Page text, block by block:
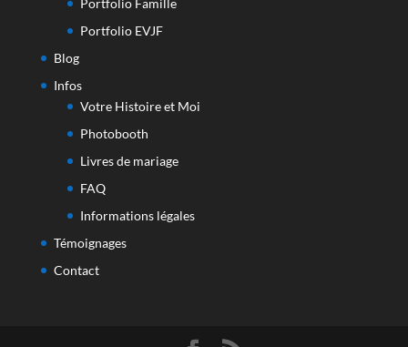
Portfolio Famille
Portfolio EVJF
Blog
Infos
Votre Histoire et Moi
Photobooth
Livres de mariage
FAQ
Informations légales
Témoignages
Contact